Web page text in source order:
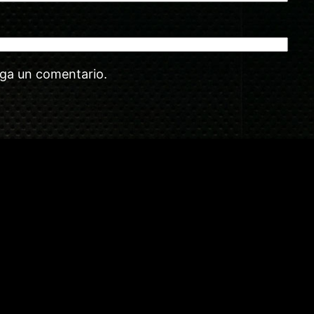
un comentario.